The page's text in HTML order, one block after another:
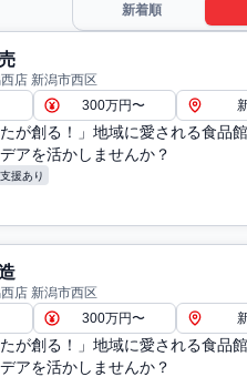
新着順
店 新潟市西区
300万円〜
たが創る！」地域に愛される食品
アを活かしませんか？
援あり
店 新潟市西区
300万円〜
たが創る！」地域に愛される食品
アを活かしませんか？